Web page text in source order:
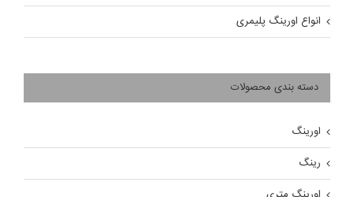
انواع اورینگ پلیمری
دسته بندی محصولات
اورینگ
رینگ